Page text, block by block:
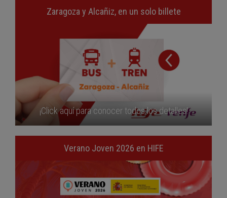
Zaragoza y Alcañiz, en un solo billete
¡Click aquí para conocer todos los detalles!
Verano Joven 2026 en HIFE